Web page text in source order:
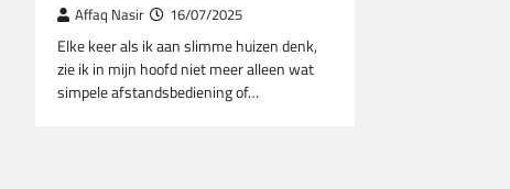
Affaq Nasir 16/07/2025
Elke keer als ik aan slimme huizen denk,
zie ik in mijn hoofd niet meer alleen wat
simpele afstandsbediening of…